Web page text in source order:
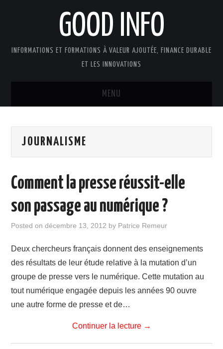
GOOD INFO
INFORMATIONS ET FORMATIONS À VALEUR AJOUTÉE, FINANCE DURABLE
ET LES INNOVATIONS
MENU
GOOD INFO DANS LA PRESSE
JOURNALISME
Comment la presse réussit-elle
son passage au numérique ?
Posted ondécembre 13, 2012 by Patrice Remeur
Deux chercheurs français donnent des enseignements
des résultats de leur étude relative à la mutation d’un
groupe de presse vers le numérique. Cette mutation au
tout numérique engagée depuis les années 90 ouvre
une autre forme de presse et de…
Continuer la lecture →